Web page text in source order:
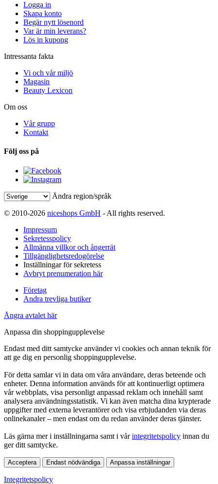
Logga in
Skapa konto
Begär nytt lösenord
Var är min leverans?
Lös in kupong
Intressanta fakta
Vi och vår miljö
Magasin
Beauty Lexicon
Om oss
Vår grupp
Kontakt
Följ oss på
Ändra region/språk
© 2010-2026 niceshops GmbH - All rights reserved.
Impressum
Sekretesspolicy
Allmänna villkor och ångerrät
Tillgänglighetsredogörelse
Inställningar för sekretess
Avbryt prenumeration här
Företag
Andra trevliga butiker
Ångra avtalet här
Anpassa din shoppingupplevelse
Endast med ditt samtycke använder vi cookies och annan teknik för
att ge dig en personlig shoppingupplevelse.
För detta samlar vi in data om våra användare, deras beteende och
enheter. Denna information används för att kontinuerligt optimera
vår webbplats, visa personligt anpassad reklam och innehåll samt
analysera användningsstatistik. Vi kan även matcha dina krypterade
uppgifter med externa leverantörer och visa erbjudanden via deras
onlinekanaler – men endast om du redan använder deras tjänster.
Läs gärna mer i inställningarna samt i vårintegritetspolicy innan du
ger ditt samtycke.
Acceptera Endast nödvändiga Anpassa inställningar
Integritetspolicy